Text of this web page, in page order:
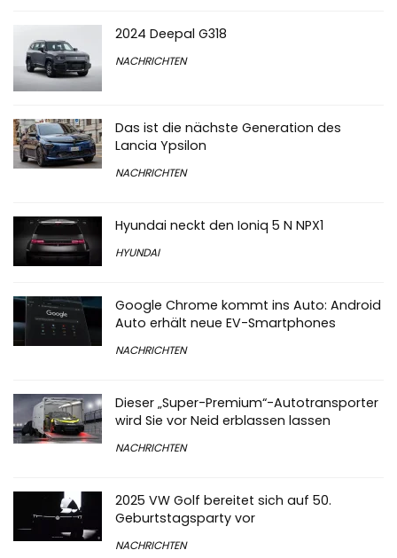
2024 Deepal G318
NACHRICHTEN
Das ist die nächste Generation des
Lancia Ypsilon
NACHRICHTEN
Hyundai neckt den Ioniq 5 N NPX1
HYUNDAI
Google Chrome kommt ins Auto: Android
Auto erhält neue EV-Smartphones
NACHRICHTEN
Dieser „Super-Premium“-Autotransporter
wird Sie vor Neid erblassen lassen
NACHRICHTEN
2025 VW Golf bereitet sich auf 50.
Geburtstagsparty vor
NACHRICHTEN